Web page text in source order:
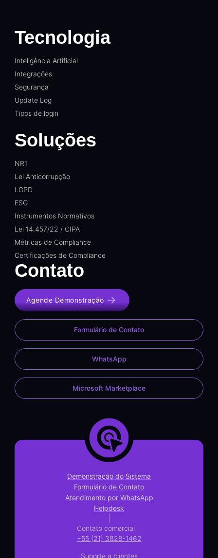
Tecnologia
Inteligência Artificial
Integrações
Segurança
Update Log
Tipos de login
Soluções
NR1
Lei Anticorrupção
LGPD
ESG
Instrumentos Normativos
Lei 14.457/22 / CIPA
Métricas de Compliance
Certificações de Compliance
Contato
Agende Demonstração
Formulário de Contato
WhatsApp
Microsoft Marketplace
Demonstração do Sistema
Formulário de Contato
Atendimento por WhatsApp
Helpdesk
Contato comercial
+55 (21) 3828-1462
Suporte a clientes